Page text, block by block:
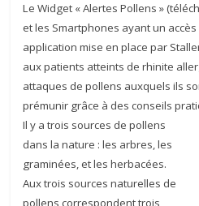
Le Widget « Alertes Pollens »
et les Smartphones ayant un
application mise en place par
aux patients atteints de rhinite
attaques de pollens auxquels ils
prémunir grâce à des conseils
Il y a trois sources de pollens
dans la nature : les arbres, les
graminées, et les herbacées.
Aux trois sources naturelles de
pollens correspondent trois